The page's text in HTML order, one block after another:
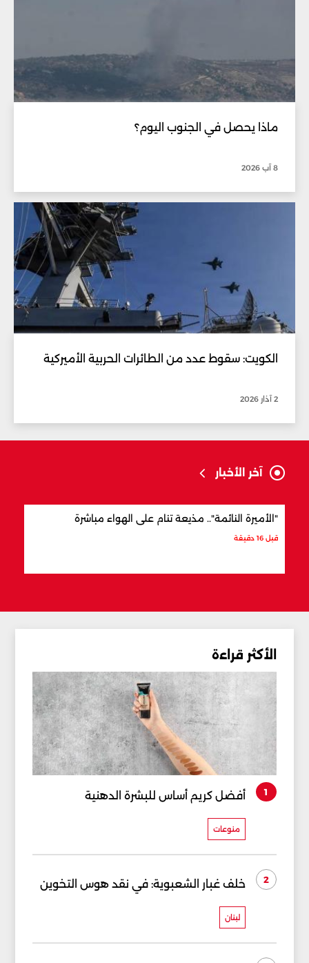
ماذا يحصل في الجنوب اليوم؟
8 آب 2026
الكويت: سقوط عدد من الطائرات الحربية الأميركية
2 آذار 2026
آخر الأخبار
"الأميرة النائمة".. مذيعة تنام على الهواء مباشرة
قبل 16 دقيقة
الأكثر قراءة
1 أفضل كريم أساس للبشرة الدهنية
منوعات
2 خلف غبار الشعبوية: في نقد هوس التخوين
لبنان